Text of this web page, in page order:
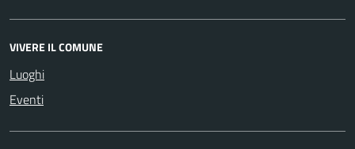
VIVERE IL COMUNE
Luoghi
Eventi